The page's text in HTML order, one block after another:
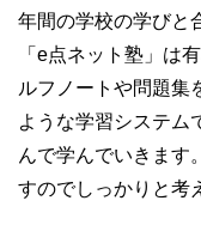
年間の学校の学びと
「e点ネット塾」は
ルフノートや問題集
ような学習システム
んで学んでいきます
すのでしっかりと考